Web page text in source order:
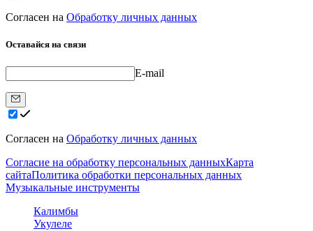
Согласен на Обработку личных данных
Оставайся на связи
E-mail
Согласен на Обработку личных данных
Согласие на обработку персональных данныхКарта
сайтаПолитика обработки персональных данных
Музыкальные инструменты
Калимбы
Укулеле